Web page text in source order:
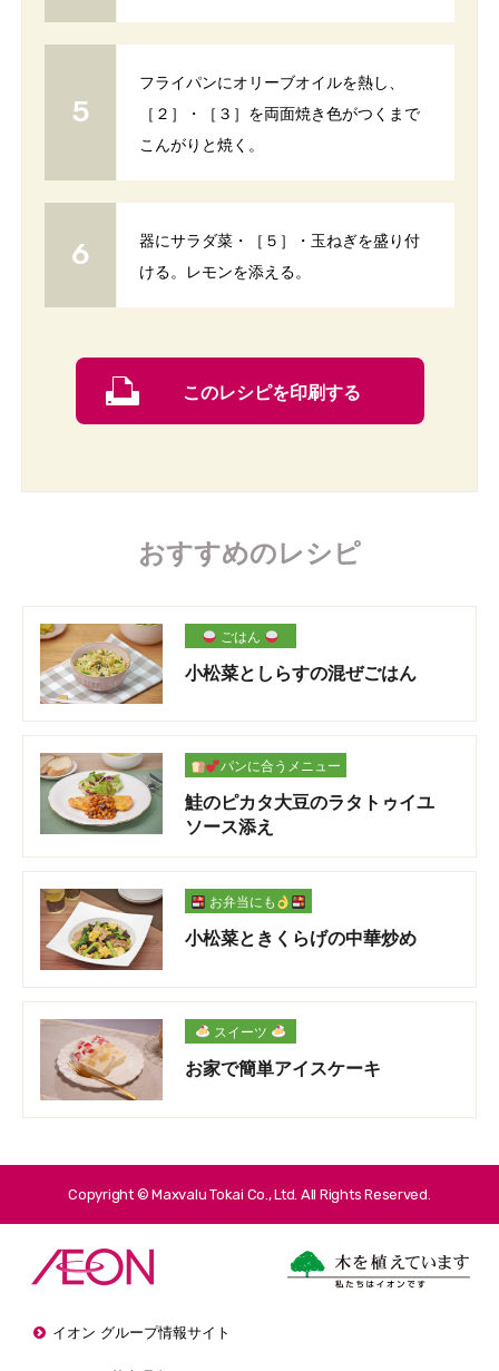
フライパンにオリーブオイルを熱し、
［２］・［３］を両面焼き色がつくまで
こんがりと焼く。
器にサラダ菜・［５］・玉ねぎを盛り付
ける。レモンを添える。
このレシピを印刷する
おすすめのレシピ
ごはん
小松菜としらすの混ぜごはん
パンに合うメニュー
鮭のピカタ大豆のラタトゥイユ
ソース添え
お弁当にも
小松菜ときくらげの中華炒め
スイーツ
お家で簡単アイスケーキ
Copyright © Maxvalu Tokai Co., Ltd. All Rights Reserved.
イオン グループ情報サイト